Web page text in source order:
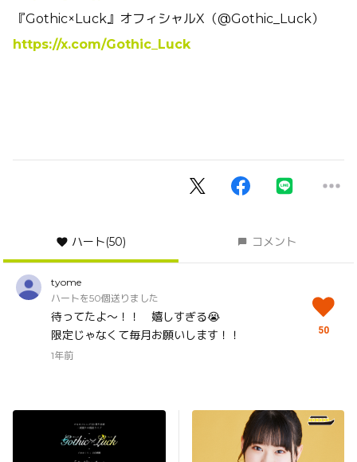
『Gothic×Luck』オフィシャルX（@Gothic_Luck）
https://x.com/Gothic_Luck
ハート(50) コメント
tyome
ハートを50個送りました
待ってたよ～！！ 嬉しすぎる😭
限定じゃなくて毎月お願いします！！
1年前
50